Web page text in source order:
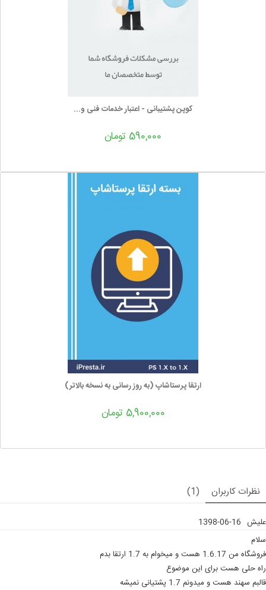
کوپن پشتیبانی - اعتبار خدمات فنی و...
590,000 تومان
ارتقا پرستاشاپ (به روز رسانی به نسخه بالاتر)
5,900,000 تومان
نظرات کاربران (1)
علیش 1398-06-16
سلام
فروشگاه من 1.6.17 هست و میخوام به 1.7 ارتقا بدم
راه حلی هست برای این موضوع
قالبم سهند هست و میدونم 1.7 پشتیانی نمیشه